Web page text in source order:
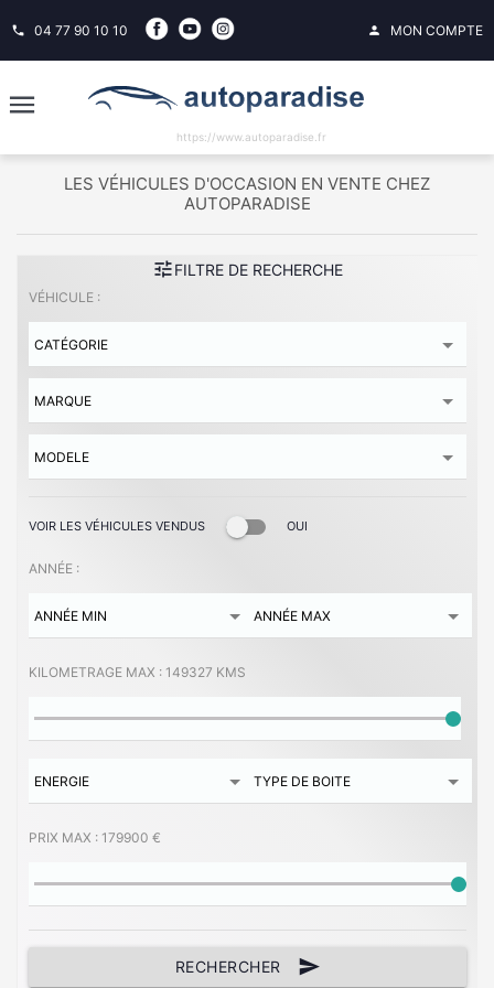
phone 04 77 90 10 10 person MON COMPTE
https://www.autoparadise.fr
LES VÉHICULES D'OCCASION EN VENTE CHEZ
AUTOPARADISE
tuneFILTRE DE RECHERCHE
VÉHICULE :
VOIR LES VÉHICULES VENDUS OUI
ANNÉE :
KILOMETRAGE MAX : 149327 KMS
PRIX MAX : 179900 €
RECHERCHER send